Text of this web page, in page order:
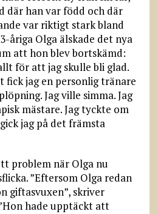
han var född och där
var riktigt stark bland
åriga Olga älskade det nya
att hon blev bortskämd:
för att jag skulle bli glad.
fick jag en personlig tränare
Jag ville simma. Jag
mästare. Jag tyckte om
jag på det främsta
problem när Olga nu
”Eftersom Olga redan
giftasvuxen”, skriver
hade upptäckt att